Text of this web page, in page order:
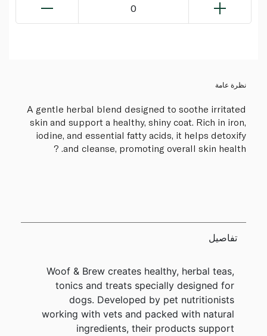
0
نظرة عامة
A gentle herbal blend designed to soothe irritated
skin and support a healthy, shiny coat. Rich in iron,
iodine, and essential fatty acids, it helps detoxify
and cleanse, promoting overall skin health. ?
تفاصيل
Woof & Brew creates healthy, herbal teas,
tonics and treats specially designed for
dogs. Developed by pet nutritionists
working with vets and packed with natural
ingredients, their products support